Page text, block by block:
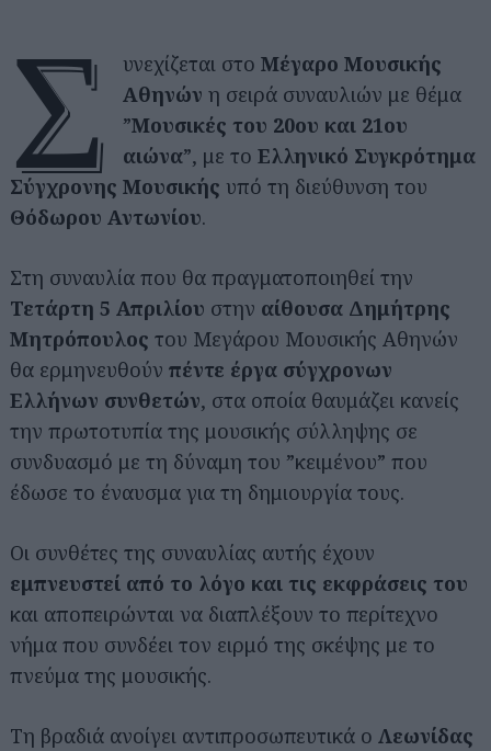
Σ υνεχίζεται στοΜέγαρο Μουσικής
Αθηνών η σειρά συναυλιών με θέμα
”Μουσικές του 20ου και 21ου
αιώνα”, με τοΕλληνικό Συγκρότημα
Σύγχρονης Μουσικής υπό τη διεύθυνση του
Θόδωρου Αντωνίου.
Στη συναυλία που θα πραγματοποιηθεί την
Τετάρτη 5 Απριλίου στην αίθουσα Δημήτρης
Μητρόπουλος του Μεγάρου Μουσικής Αθηνών
θα ερμηνευθούν πέντε έργα σύγχρονων
Ελλήνων συνθετών, στα οποία θαυμάζει κανείς
την πρωτοτυπία της μουσικής σύλληψης σε
συνδυασμό με τη δύναμη του ”κειμένου” που
έδωσε το έναυσμα για τη δημιουργία τους.
Οι συνθέτες της συναυλίας αυτής έχουν
εμπνευστεί από το λόγο και τις εκφράσεις του
και αποπειρώνται να διαπλέξουν το περίτεχνο
νήμα που συνδέει τον ειρμό της σκέψης με το
πνεύμα της μουσικής.
Τη βραδιά ανοίγει αντιπροσωπευτικά ο Λεωνίδας